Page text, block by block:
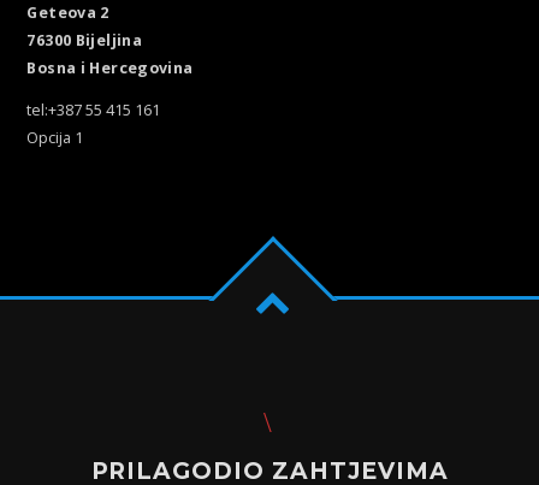
Geteova 2
76300 Bijeljina
Bosna i Hercegovina
tel:+387 55 415 161
Opcija 1
PRILAGODIO ZAHTJEVIMA